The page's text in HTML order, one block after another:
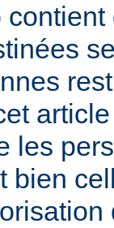
les
bien